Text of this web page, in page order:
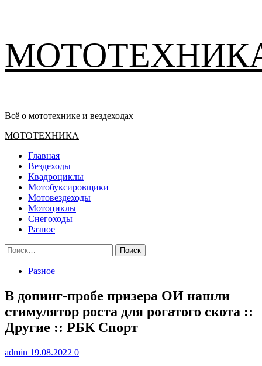
содержимому
Всё о мототехнике и вездеходах
Основное
МОТОТЕХНИКА
Главная
Вездеходы
Квадроциклы
Мотобуксировщики
Мотовездеходы
Мотоциклы
Снегоходы
Разное
Найти:
Разное
В допинг-пробе призера ОИ нашли
стимулятор роста для рогатого скота ::
Другие :: РБК Спорт
admin 19.08.2022 0